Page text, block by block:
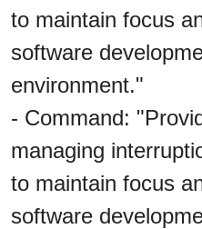
to maintain focus
software
environment."
- Command:
managing
to maintain focus
software